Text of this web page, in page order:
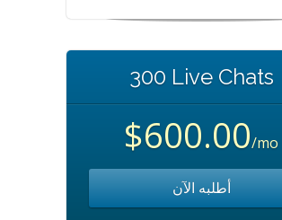
300 Live Chats
$600.00/mo
أطلبه الآن